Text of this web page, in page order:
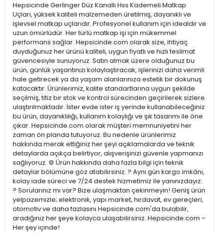
Hepsicinde Gerlinger Düz Kanallı Hss Kademeli Matkap
Uçları, yüksek kaliteli malzemeden üretilmiş, dayanıklı ve
işlevsel matkap uçlarıdır. Profesyonel kullanım için idealdir ve
uzun ömürlüdür. Her türlü matkap işi için mükemmel
performans sağlar. Hepsicinde.com olarak size, ihtiyaç
duyduğunuz her ürünü kaliteli, uygun fiyatlı ve hızlı teslimat
güvencesiyle sunuyoruz. Satın almak üzere olduğunuz bu
ürün, günlük yaşantınızı kolaylaştıracak, işlerinizi daha verimli
hale getirecek ya da yaşam alanlarınıza estetik bir dokunuş
katacaktır. Ürünlerimiz, kalite standartlarına uygun şekilde
seçilmiş, titiz bir stok ve kontrol sürecinden geçirilerek sizlere
ulaştırılmaktadır. İster evde ister iş yerinde kullanabileceğiniz
bu ürün, dayanıklılığı, kullanım kolaylığı ve şık tasarımı ile öne
çıkar. Hepsicinde.com olarak müşteri memnuniyetini her
zaman ön planda tutuyoruz. Bu nedenle ürünlerimiz
hakkında merak ettiğiniz her şeyi açıklamalarda ve teknik
detaylarda açıkça belirtiyor, alışverişinizi güvenle yapmanızı
sağlıyoruz. ⚙️ Ürün hakkında daha fazla bilgi için teknik
detaylar bölümüne göz atabilirsiniz. ? Aynı gün kargo imkânı,
kolay iade süreci ve 7/24 destek hizmetimiz ile yanınızdayız.
? Sorularınız mı var? Bize ulaşmaktan çekinmeyin! Geniş ürün
yelpazemizle; elektronik, yapı market, hırdavat, ev gereçleri,
otomotiv ve daha fazlasını Hepsicinde.com'da bulabilir,
aradığınız her şeye kolayca ulaşabilirsiniz. Hepsicinde.com –
Her şey içinde!